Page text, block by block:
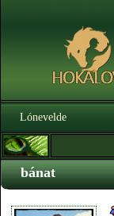
Lónevelde
bánat